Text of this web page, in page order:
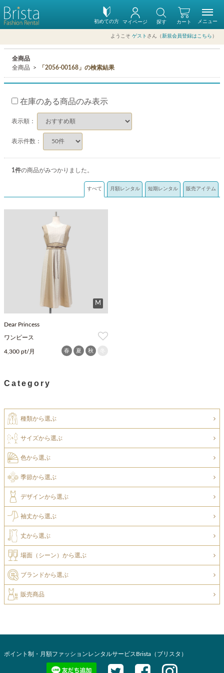
初めての方 カート
マイページ 探す
ようこそ ゲスト さん（新規会員登録はこちら ）
メニュー
全商品
全商品
「2056-00168」の検索結果
在庫のある商品のみ表示
表示順：
表示件数：
1件の商品がみつかりました。
すべて 月額レンタル 短期レンタル 販売アイテム
M
Dear Princess
ワンピース
4,300 pt/月 春 夏 秋
Category
種類から選ぶ
サイズから選ぶ
色から選ぶ
季節から選ぶ
デザインから選ぶ
袖丈から選ぶ
丈から選ぶ
場面（シーン）から選ぶ
ブランドから選ぶ
販売商品
ポイント制・月額ファッションレンタルサービスBrista（ブリスタ）